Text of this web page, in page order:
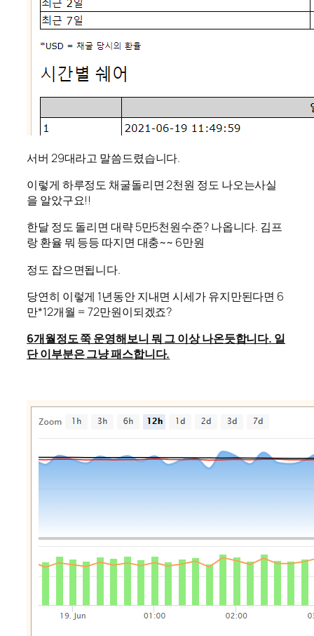
서버 29대라고 말씀드렸습니다.
이렇게 하루정도 채굴돌리면 2천원 정도 나오는사실
을 알았구요!!
한달 정도 돌리면 대략 5만5천원수준? 나옵니다. 김프
랑 환율 뭐 등등 따지면 대충~~ 6만원
정도 잡으면됩니다.
당연히 이렇게 1년동안 지내면 시세가 유지만된다면 6
만*12개월 = 72만원이되겠죠?
6개월정도 쭉 운영해보니 뭐 그 이상 나온듯합니다. 일
단 이부분은 그냥 패스합니다.